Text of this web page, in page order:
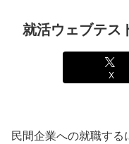
就活ウェブテス
X
民間企業への就職す